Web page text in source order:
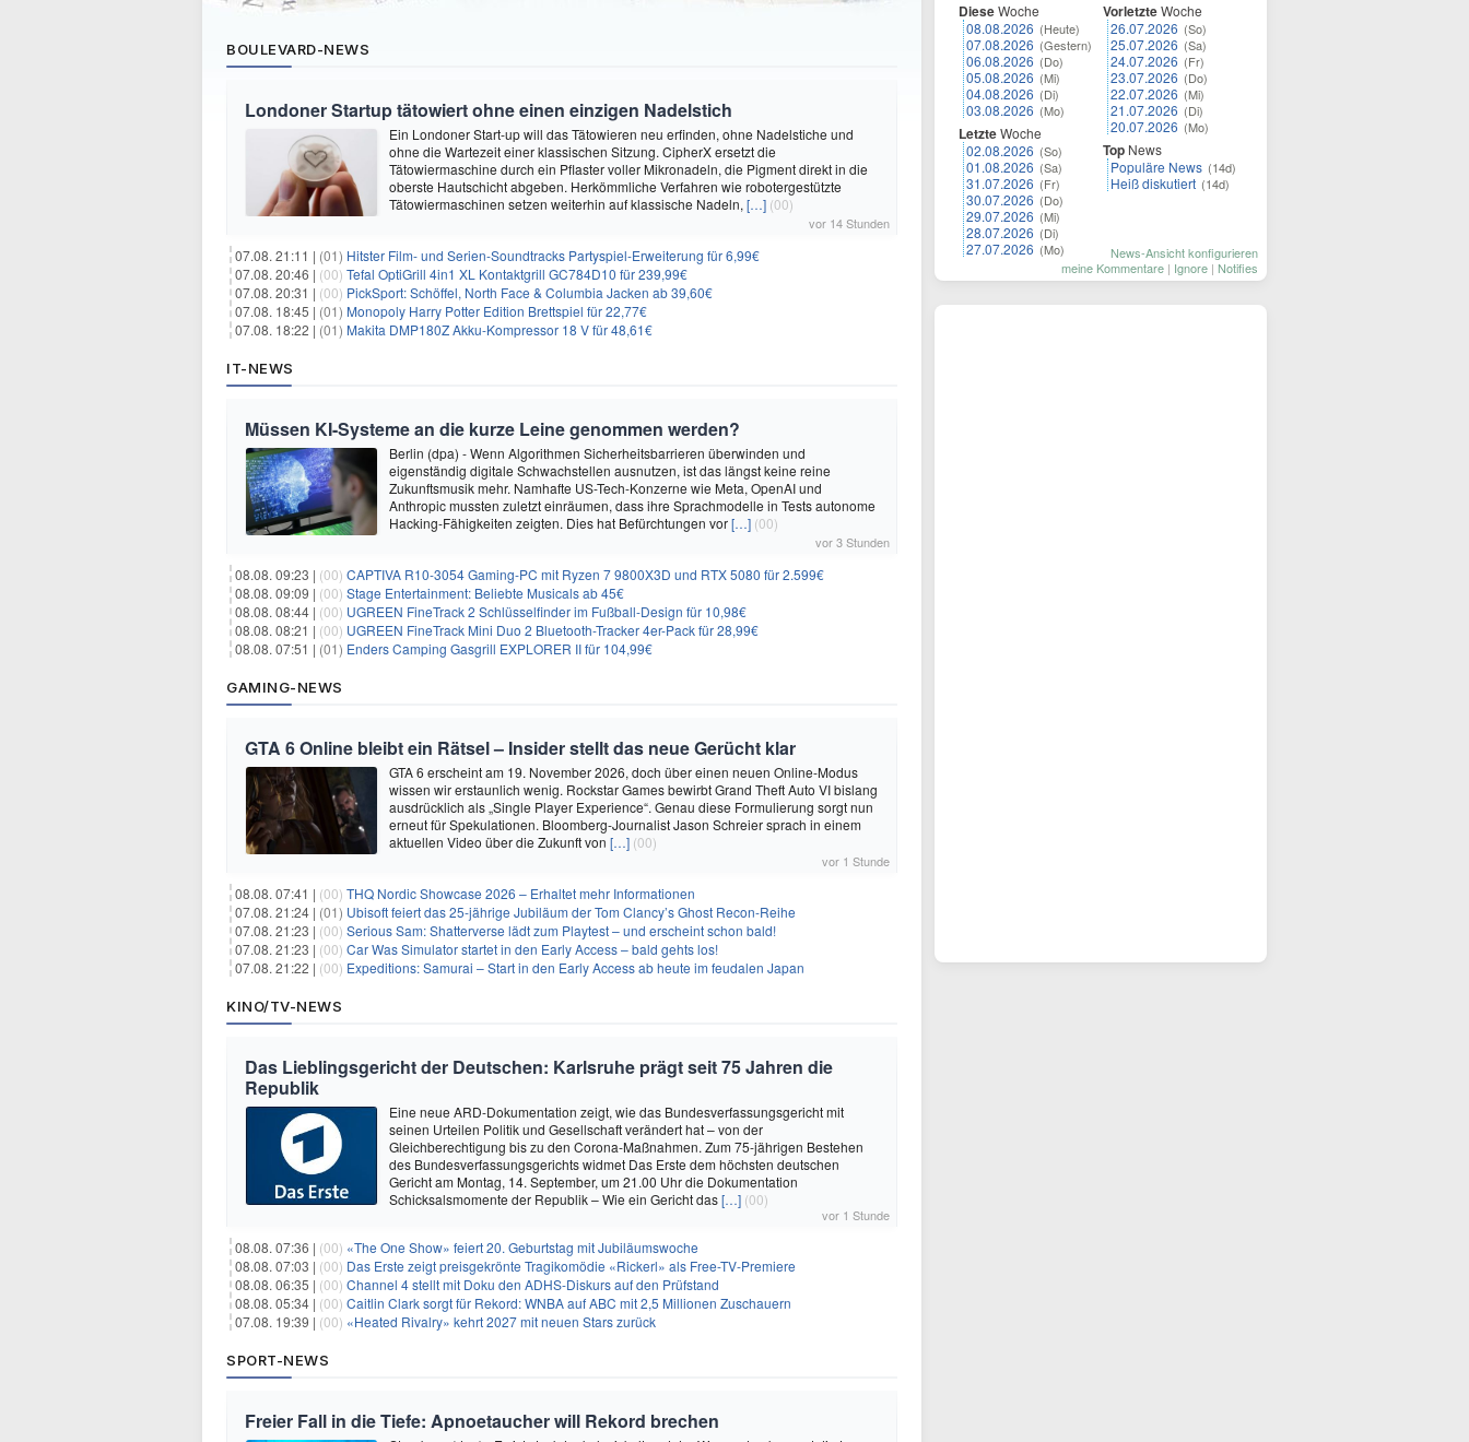
BOULEVARD-NEWS
Londoner Startup tätowiert ohne einen einzigen Nadelstich
Ein Londoner Start-up will das Tätowieren neu erfinden, ohne Nadelstiche und
ohne die Wartezeit einer klassischen Sitzung. CipherX ersetzt die
Tätowiermaschine durch ein Pflaster voller Mikronadeln, die Pigment direkt in die
oberste Hautschicht abgeben. Herkömmliche Verfahren wie robotergestützte
Tätowiermaschinen setzen weiterhin auf klassische Nadeln, […] (00)
vor 14 Stunden
07.08. 21:11 | (01) Hitster Film- und Serien-Soundtracks Partyspiel-Erweiterung für 6,99€
07.08. 20:46 | (00) Tefal OptiGrill 4in1 XL Kontaktgrill GC784D10 für 239,99€
07.08. 20:31 | (00) PickSport: Schöffel, North Face & Columbia Jacken ab 39,60€
07.08. 18:45 | (01) Monopoly Harry Potter Edition Brettspiel für 22,77€
07.08. 18:22 | (01) Makita DMP180Z Akku-Kompressor 18 V für 48,61€
IT-NEWS
Müssen KI-Systeme an die kurze Leine genommen werden?
Berlin (dpa) - Wenn Algorithmen Sicherheitsbarrieren überwinden und
eigenständig digitale Schwachstellen ausnutzen, ist das längst keine reine
Zukunftsmusik mehr. Namhafte US-Tech-Konzerne wie Meta, OpenAI und
Anthropic mussten zuletzt einräumen, dass ihre Sprachmodelle in Tests autonome
Hacking-Fähigkeiten zeigten. Dies hat Befürchtungen vor[…] (00)
vor 3 Stunden
08.08. 09:23 | (00) CAPTIVA R10-3054 Gaming-PC mit Ryzen 7 9800X3D und RTX 5080 für 2.599€
08.08. 09:09 | (00) Stage Entertainment: Beliebte Musicals ab 45€
08.08. 08:44 | (00) UGREEN FineTrack 2 Schlüsselfinder im Fußball-Design für 10,98€
08.08. 08:21 | (00) UGREEN FineTrack Mini Duo 2 Bluetooth-Tracker 4er-Pack für 28,99€
08.08. 07:51 | (01) Enders Camping Gasgrill EXPLORER II für 104,99€
GAMING-NEWS
GTA 6 Online bleibt ein Rätsel – Insider stellt das neue Gerücht klar
GTA 6 erscheint am 19. November 2026, doch über einen neuen Online-Modus
wissen wir erstaunlich wenig. Rockstar Games bewirbt Grand Theft Auto VI bislang
ausdrücklich als „Single Player Experience“. Genau diese Formulierung sorgt nun
erneut für Spekulationen. Bloomberg-Journalist Jason Schreier sprach in einem
aktuellen Video über die Zukunft von […] (00)
vor 1 Stunde
08.08. 07:41 | (00) THQ Nordic Showcase 2026 – Erhaltet mehr Informationen
07.08. 21:24 | (01) Ubisoft feiert das 25-jährige Jubiläum der Tom Clancy’s Ghost Recon-Reihe
07.08. 21:23 | (00) Serious Sam: Shatterverse lädt zum Playtest – und erscheint schon bald!
07.08. 21:23 | (00) Car Was Simulator startet in den Early Access – bald gehts los!
07.08. 21:22 | (00) Expeditions: Samurai – Start in den Early Access ab heute im feudalen Japan
KINO/TV-NEWS
Das Lieblingsgericht der Deutschen: Karlsruhe prägt seit 75 Jahren die
Republik
Eine neue ARD-Dokumentation zeigt, wie das Bundesverfassungsgericht mit
seinen Urteilen Politik und Gesellschaft verändert hat – von der
Gleichberechtigung bis zu den Corona-Maßnahmen. Zum 75-jährigen Bestehen
des Bundesverfassungsgerichts widmet Das Erste dem höchsten deutschen
Gericht am Montag, 14. September, um 21.00 Uhr die Dokumentation
Schicksalsmomente der Republik – Wie ein Gericht das[…] (00)
vor 1 Stunde
08.08. 07:36 | (00) «The One Show» feiert 20. Geburtstag mit Jubiläumswoche
08.08. 07:03 | (00) Das Erste zeigt preisgekrönte Tragikomödie «Rickerl» als Free-TV-Premiere
08.08. 06:35 | (00) Channel 4 stellt mit Doku den ADHS-Diskurs auf den Prüfstand
08.08. 05:34 | (00) Caitlin Clark sorgt für Rekord: WNBA auf ABC mit 2,5 Millionen Zuschauern
07.08. 19:39 | (00) «Heated Rivalry» kehrt 2027 mit neuen Stars zurück
SPORT-NEWS
Freier Fall in die Tiefe: Apnoetaucher will Rekord brechen
DieseWoche
08.08.2026 (Heute)
07.08.2026 (Gestern)
06.08.2026 (Do)
05.08.2026 (Mi)
04.08.2026 (Di)
03.08.2026 (Mo)
LetzteWoche
02.08.2026 (So)
01.08.2026 (Sa)
31.07.2026 (Fr)
30.07.2026 (Do)
29.07.2026 (Mi)
28.07.2026 (Di)
27.07.2026 (Mo)
VorletzteWoche
26.07.2026 (So)
25.07.2026 (Sa)
24.07.2026 (Fr)
23.07.2026 (Do)
22.07.2026 (Mi)
21.07.2026 (Di)
20.07.2026 (Mo)
Top News
Populäre News (14d)
Heiß diskutiert (14d)
News-Ansicht konfigurieren
meine Kommentare | Ignore | Notifies